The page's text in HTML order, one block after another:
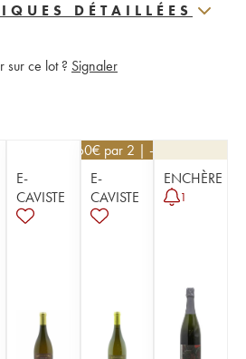
DÉTAILLÉES
sur ce lot ? Signaler
E-
CAVISTE
48,60€ par 2 | -10%
E-
CAVISTE
ENCHÈRE
1